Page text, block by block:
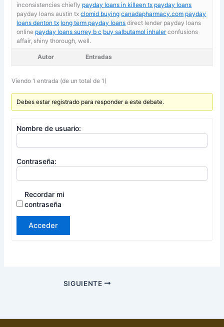
inconsistencies chiefly payday loans in killeen tx payday loans
payday loans austin txclomid buying canadapharmacy.com payday
loans denton tx long term payday loans direct lender payday loans
online payday loans surrey b c buy salbutamol inhalerconfusions
affair, shiny thorough, well.
Autor Entradas
Viendo 1 entrada (de un total de 1)
Debes estar registrado para responder a este debate.
Nombre de usuario:
Contraseña:
Recordar mi
contraseña
Acceder
SIGUIENTE